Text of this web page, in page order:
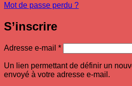
Mot de passe perdu ?
S’inscrire
Adresse e-mail *Obligatoire
Un lien permettant de définir un
envoyé à votre adresse e-mail.